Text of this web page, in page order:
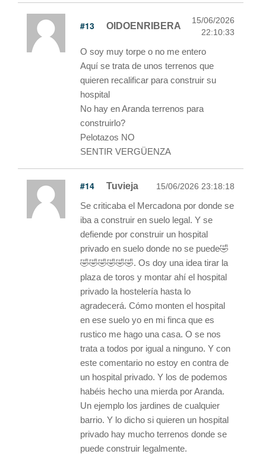
#13 OIDOENRIBERA
15/06/2026
22:10:33
O soy muy torpe o no me entero
Aquí se trata de unos terrenos que
quieren recalificar para construir su
hospital
No hay en Aranda terrenos para
construirlo?
Pelotazos NO
SENTIR VERGÜENZA
#14 Tuvieja 15/06/2026 23:18:18
Se criticaba el Mercadona por donde se
iba a construir en suelo legal. Y se
defiende por construir un hospital
privado en suelo donde no se puede🤣
🤣🤣🤣🤣🤣🤣. Os doy una idea tirar la
plaza de toros y montar ahí el hospital
privado la hostelería hasta lo
agradecerá. Cómo monten el hospital
en ese suelo yo en mi finca que es
rustico me hago una casa. O se nos
trata a todos por igual a ninguno. Y con
este comentario no estoy en contra de
un hospital privado. Y los de podemos
habéis hecho una mierda por Aranda.
Un ejemplo los jardines de cualquier
barrio. Y lo dicho si quieren un hospital
privado hay mucho terrenos donde se
puede construir legalmente.